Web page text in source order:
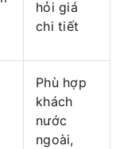
hỏi giá
chi tiết
Phù hợp
khách
nước
ngoài,